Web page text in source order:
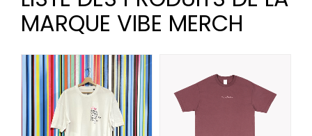
MARQUE VIBE MERCH